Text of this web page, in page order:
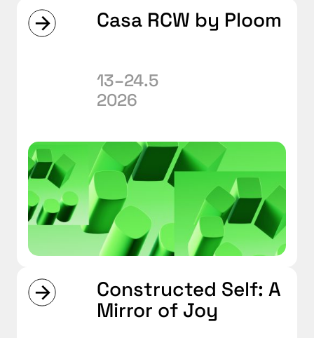
Casa RCW by Ploom
13–24.5
2026
Constructed Self: A
Mirror of Joy